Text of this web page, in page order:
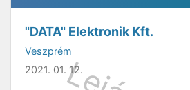
"DATA" Elektronik Kft.
Veszprém
2021. 01. 12.